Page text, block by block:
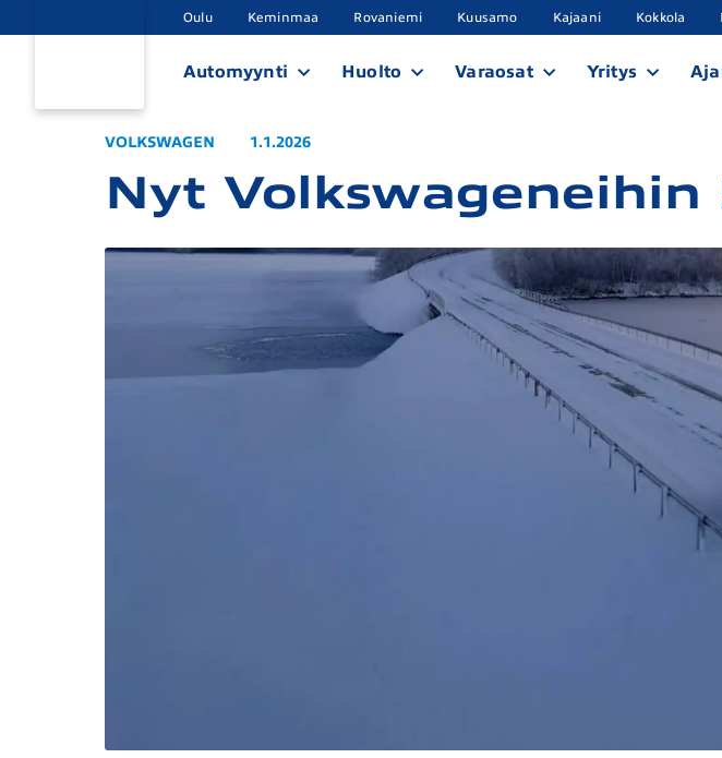
Oulu Keminmaa Rovaniemi Kuusamo Kajaani Kokkola
Automyynti Huolto Varaosat Yritys
VOLKSWAGEN 1.1.2026
Nyt